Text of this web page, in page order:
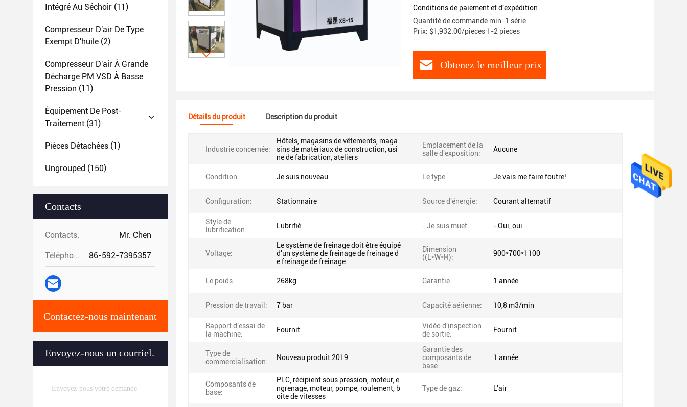
Intégré Au Séchoir (11)
Compresseur D'air De Type
Exempt D'huile (2)
Compresseur D'air À Grande
Décharge PM VSD À Basse
Pression (11)
Équipement De Post-
Traitement (31)
Pièces Détachées (1)
Ungrouped (150)
Contacts
Contacts: Mr. Chen
Téléphone: 86-592-7395357
Contactez-nous maintenant
Envoyez-nous un courriel.
Conditions de paiement et d'expédition
Quantité de commande min: 1 série
Prix: $1,932.00/pieces 1-2 pieces
Obtenez le meilleur prix
Détails du produit Description du produit
Industrie concernée:
Hôtels, magasins de vêtements, maga
sins de matériaux de construction, usi
ne de fabrication, ateliers
Emplacement de la
salle d'exposition:
Aucune
Condition: Je suis nouveau. Le type: Je vais me faire foutre!
Configuration: Stationnaire Source d'énergie: Courant alternatif
Style de
lubrification:
Lubrifié - Je suis muet.: - Oui, oui.
Voltage:
Le système de freinage doit être équipé
d'un système de freinage de freinage d
e freinage de freinage
Dimension
((L*W*H):
900*700*1100
Le poids: 268kg Garantie: 1 année
Pression de travail: 7 bar Capacité aérienne: 10,8 m3/min
Rapport d'essai de
la machine:
Fournit
Vidéo d'inspection
de sortie:
Fournit
Type de
commercialisation:
Nouveau produit 2019
Garantie des
composants de
base:
1 année
Composants de
base:
PLC, récipient sous pression, moteur, e
ngrenage, moteur, pompe, roulement, b
oîte de vitesses
Type de gaz: L'air